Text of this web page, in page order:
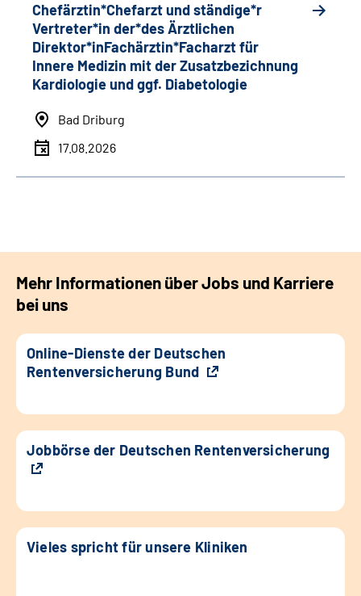
Chefärztin*Chefarzt und ständige*r
Vertreter*in der*des Ärztlichen
Direktor*inFachärztin*Facharzt für
Innere Medizin mit der Zusatzbezichnung
Kardiologie und ggf. Diabetologie
Bad Driburg
17.08.2026
Mehr Informationen über Jobs und Karriere
bei uns
Online-Dienste der Deutschen
Rentenversicherung Bund
Jobbörse der Deutschen Rentenversicherung
Vieles spricht für unsere Kliniken